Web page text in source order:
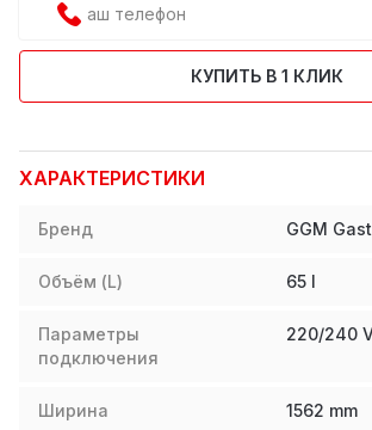
КУПИТЬ В 1 КЛИК
ХАРАКТЕРИСТИКИ
Бренд GGM
Объём (L) 65 l
Параметры
подключения
220/240
Ширина 1562 mm